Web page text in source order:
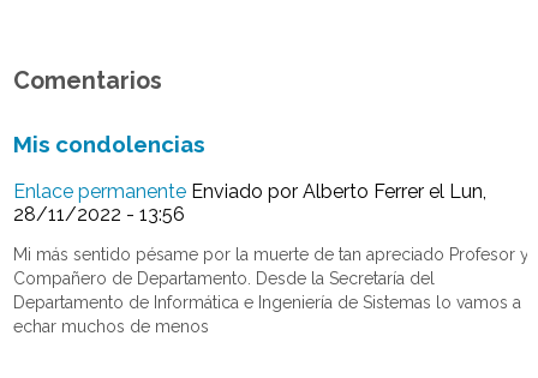
Comentarios
Mis condolencias
Enlace permanente Enviado porAlberto Ferrer el Lun,
28/11/2022 - 13:56
Mi más sentido pésame por la muerte de tan apreciado Profesor y
Compañero de Departamento. Desde la Secretaría del
Departamento de Informática e Ingeniería de Sistemas lo vamos a
echar muchos de menos